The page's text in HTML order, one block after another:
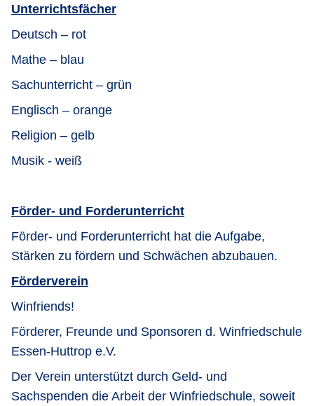
Unterrichtsfächer
Deutsch – rot
Mathe – blau
Sachunterricht – grün
Englisch – orange
Religion – gelb
Musik - weiß
Förder- und Forderunterricht
Förder- und Forderunterricht hat die Aufgabe,
Stärken zu fördern und Schwächen abzubauen.
Förderverein
Winfriends!
Förderer, Freunde und Sponsoren d. Winfriedschule
Essen-Huttrop e.V.
Der Verein unterstützt durch Geld- und
Sachspenden die Arbeit der Winfriedschule, soweit